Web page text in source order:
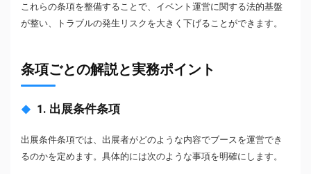
これらの条項を整備することで、イベント運営に関する法的基盤
が整い、トラブルの発生リスクを大きく下げることができます。
条項ごとの解説と実務ポイント
1. 出展条件条項
出展条件条項では、出展者がどのような内容でブースを運営でき
るのかを定めます。具体的には次のような事項を明確にします。